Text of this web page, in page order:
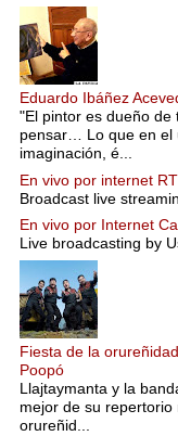
Eduardo Ibáñez
"El pintor es dueño de
pensar… Lo que en el
imaginación, é...
En vivo por internet
Broadcast live
En vivo por Internet
Live broadcasting by
Fiesta de la
Poopó
Llajtaymanta y la
mejor de su
orureñid...